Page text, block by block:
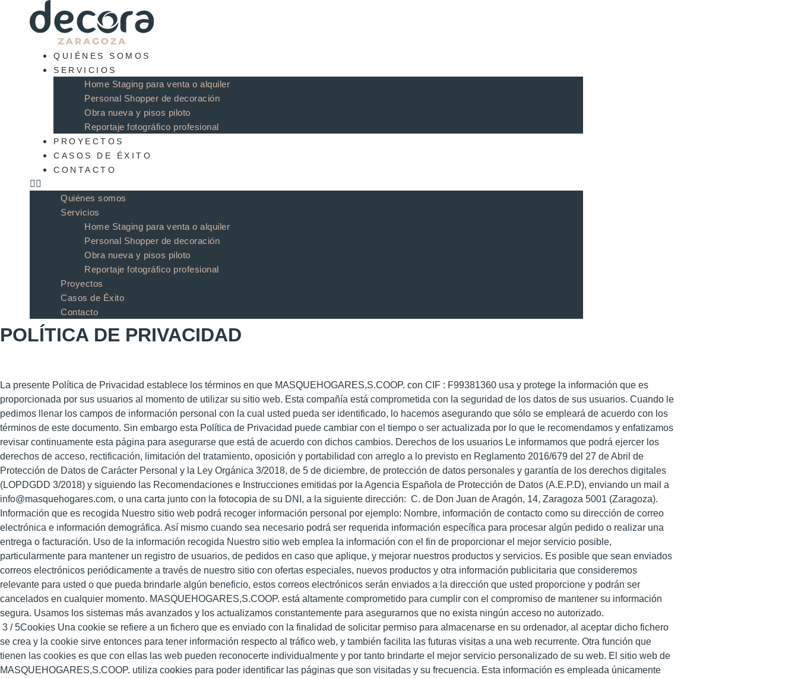
contenido
QUIÉNES SOMOS
SERVICIOS
Home Staging para venta o alquiler
Personal Shopper de decoración
Obra nueva y pisos piloto
Reportaje fotográfico profesional
PROYECTOS
CASOS DE ÉXITO
CONTACTO
Quiénes somos
Servicios
Home Staging para venta o alquiler
Personal Shopper de decoración
Obra nueva y pisos piloto
Reportaje fotográfico profesional
Proyectos
Casos de Éxito
Contacto
POLÍTICA DE PRIVACIDAD
La presente Política de Privacidad establece los términos en que MASQUEHOGARES,S.COOP. con CIF : F99381360 usa y protege la información que es
proporcionada por sus usuarios al momento de utilizar su sitio web. Esta compañía está comprometida con la seguridad de los datos de sus usuarios. Cuando le
pedimos llenar los campos de información personal con la cual usted pueda ser identificado, lo hacemos asegurando que sólo se empleará de acuerdo con los
términos de este documento. Sin embargo esta Política de Privacidad puede cambiar con el tiempo o ser actualizada por lo que le recomendamos y enfatizamos
revisar continuamente esta página para asegurarse que está de acuerdo con dichos cambios. Derechos de los usuarios Le informamos que podrá ejercer los
derechos de acceso, rectificación, limitación del tratamiento, oposición y portabilidad con arreglo a lo previsto en Reglamento 2016/679 del 27 de Abril de
Protección de Datos de Carácter Personal y la Ley Orgánica 3/2018, de 5 de diciembre, de protección de datos personales y garantía de los derechos digitales
(LOPDGDD 3/2018) y siguiendo las Recomendaciones e Instrucciones emitidas por la Agencia Española de Protección de Datos (A.E.P.D), enviando un mail a
info@masquehogares.com, o una carta junto con la fotocopia de su DNI, a la siguiente dirección: C. de Don Juan de Aragón, 14, Zaragoza 5001 (Zaragoza).
Información que es recogida Nuestro sitio web podrá recoger información personal por ejemplo: Nombre, información de contacto como su dirección de correo
electrónica e información demográfica. Así mismo cuando sea necesario podrá ser requerida información específica para procesar algún pedido o realizar una
entrega o facturación. Uso de la información recogida Nuestro sitio web emplea la información con el fin de proporcionar el mejor servicio posible,
particularmente para mantener un registro de usuarios, de pedidos en caso que aplique, y mejorar nuestros productos y servicios. Es posible que sean enviados
correos electrónicos periódicamente a través de nuestro sitio con ofertas especiales, nuevos productos y otra información publicitaria que consideremos
relevante para usted o que pueda brindarle algún beneficio, estos correos electrónicos serán enviados a la dirección que usted proporcione y podrán ser
cancelados en cualquier momento. MASQUEHOGARES,S.COOP. está altamente comprometido para cumplir con el compromiso de mantener su información
segura. Usamos los sistemas más avanzados y los actualizamos constantemente para asegurarnos que no exista ningún acceso no autorizado.
3 / 5Cookies Una cookie se refiere a un fichero que es enviado con la finalidad de solicitar permiso para almacenarse en su ordenador, al aceptar dicho fichero
se crea y la cookie sirve entonces para tener información respecto al tráfico web, y también facilita las futuras visitas a una web recurrente. Otra función que
tienen las cookies es que con ellas las web pueden reconocerte individualmente y por tanto brindarte el mejor servicio personalizado de su web. El sitio web de
MASQUEHOGARES,S.COOP. utiliza cookies para poder identificar las páginas que son visitadas y su frecuencia. Esta información es empleada únicamente